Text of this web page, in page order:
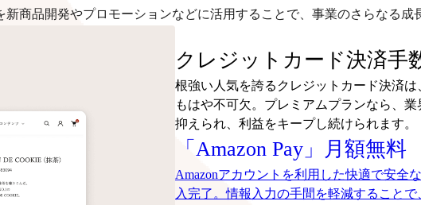
商品開発やプロモーションなどに活用することで、事業のさらなる成
クレジットカード決済手
根強い人気を誇るクレジットカード決済
もはや不可欠。プレミアムプランなら、
抑えられ、利益をキープし続けられます。
「Amazon Pay」月額無料
Amazonアカウントを利用した快適で安全
入完了。情報入力の手間を軽減すること